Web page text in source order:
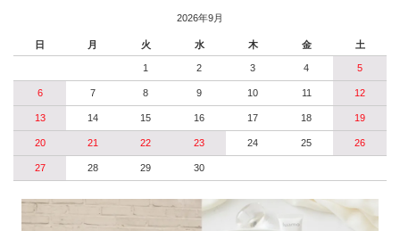
2026年9月
日 月 火 水 木 金 土
1 2 3 4 5
6 7 8 9 10 11 12
13 14 15 16 17 18 19
20 21 22 23 24 25 26
27 28 29 30